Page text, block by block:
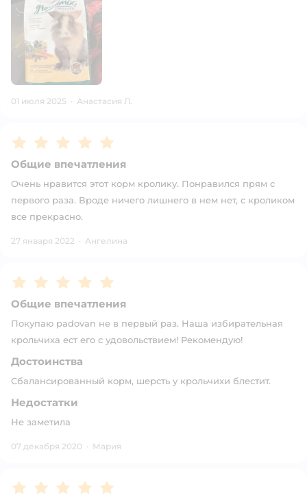
01 июля 2025 · Анастасия Л.
Рейтинг:5
Общие впечатления
Очень нравится этот корм кролику. Понравился прям с
первого раза. Вроде ничего лишнего в нем нет, с кроликом
все прекрасно.
27 января 2022 · Ангелина
Рейтинг:5
Общие впечатления
Покупаю padovan не в первый раз. Наша избирательная
крольчиха ест его с удовольствием! Рекомендую!
Достоинства
Сбалансированный корм, шерсть у крольчихи блестит.
Недостатки
Не заметила
07 декабря 2020 · Мария
Рейтинг:5